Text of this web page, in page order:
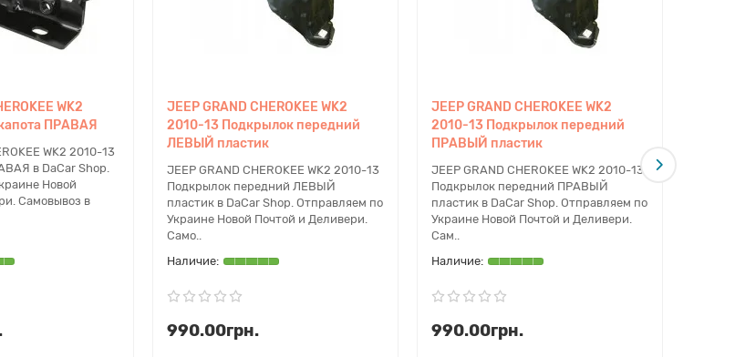
WK2
ПРАВАЯ
WK2 2010-13
в DaCar Shop.
Новой
Самовывоз в
JEEP GRAND CHEROKEE WK2
2010-13 Подкрылок передний
ЛЕВЫЙ пластик
JEEP GRAND CHEROKEE WK2 2010-13
Подкрылок передний ЛЕВЫЙ
пластик в DaCar Shop. Отправляем по
Украине Новой Почтой и Деливери.
Само..
990.00грн.
JEEP GRAND CHEROKEE WK2
2010-13 Подкрылок передний
ПРАВЫЙ пластик
JEEP GRAND CHEROKEE WK2 2010-13
Подкрылок передний ПРАВЫЙ
пластик в DaCar Shop. Отправляем по
Украине Новой Почтой и Деливери.
Сам..
990.00грн.